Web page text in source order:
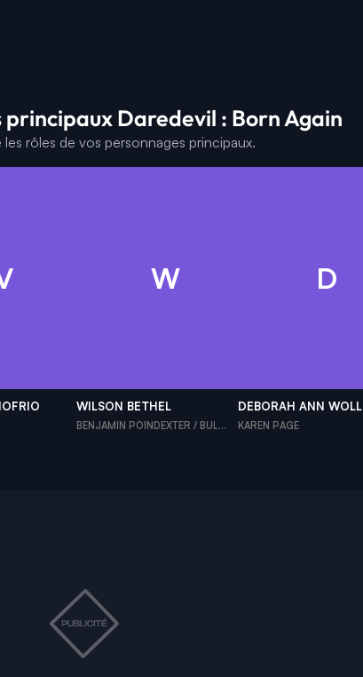
Daredevil : Born Again
rôles de vos personnages principaux.
W
WILSON BETHEL
BENJAMIN POINDEXTER / BUL...
D
DEBORAH ANN WOLL
KAREN PAGE